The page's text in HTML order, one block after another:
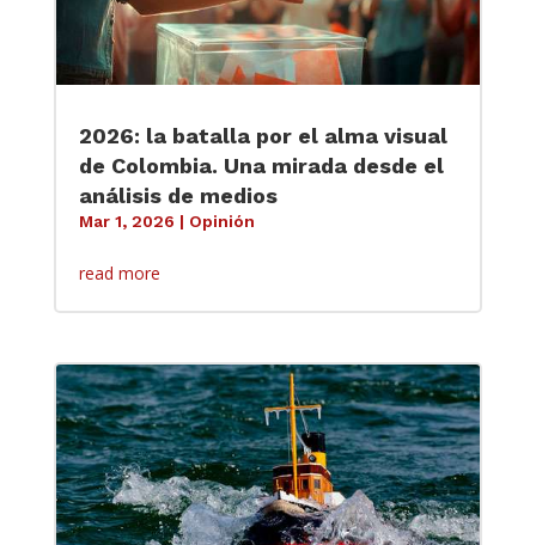
2026: la batalla por el alma visual
de Colombia. Una mirada desde el
análisis de medios
Mar 1, 2026 | Opinión
read more